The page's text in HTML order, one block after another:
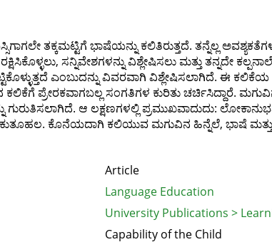
ತಕ್ಕಮಟ್ಟಿಗೆ ಭಾಷೆಯನ್ನು ಕಲಿತಿರುತ್ತದೆ. ತನ್ನೆಲ್ಲ
ಸನ್ನಿವೇಶಗಳನ್ನು ವಿಶ್ಲೇಷಿಸಲು ಮತ್ತು ತನ್ನದೇ
ಎಂಬುದನ್ನು ವಿವರವಾಗಿ ವಿಶ್ಲೇಷಿಸಲಾಗಿದೆ. ಈ
ಪ್ರೇರಕವಾಗಬಲ್ಲ ಸಂಗತಿಗಳ ಕುರಿತು ಚರ್ಚಿಸಿದ್ದಾರೆ.
ಗುರುತಿಸಲಾಗಿದೆ. ಆ ಲಕ್ಷಣಗಳಲ್ಲಿ ಪ್ರಮುಖವಾದುದು:
ಕೊನೆಯದಾಗಿ ಕಲಿಯುವ ಮಗುವಿನ ಹಿನ್ನೆಲೆ, ಭಾಷೆ ಮತ್ತು
Article
Language Education
University Publications >
Capability of the Child